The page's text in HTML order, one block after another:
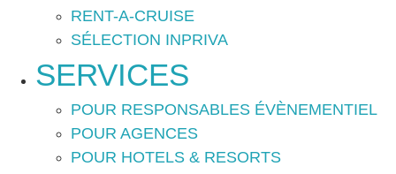
RENT-A-CRUISE
SÉLECTION INPRIVA
SERVICES
POUR RESPONSABLES ÉVÈNEMENTIEL
POUR AGENCES
POUR HOTELS & RESORTS